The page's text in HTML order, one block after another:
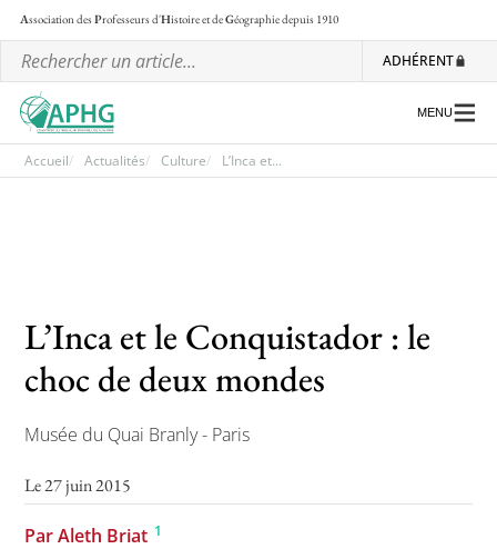
Association desProfesseurs d'Histoire et deGéographiedepuis 1910
ADHÉRENT
Communiqués et motions
Lettre d’information de l’APHG
L’APHG dans la presse
MENU
Accueil Actualités Culture L’Inca et...
L’Inca et le Conquistador : le
choc de deux mondes
Musée du Quai Branly - Paris
Le 27 juin 2015
Par Aleth Briat 1